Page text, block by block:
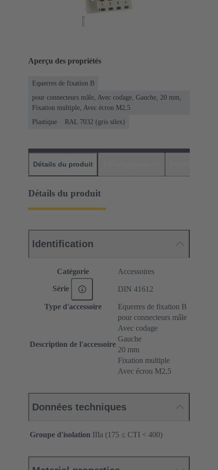
Aperçu des propriétés
Equerres de fixation B
pour connecteurs mâle, Avec codage, Gauche, 20 mm,
Fixation multiple, Avec écrou M2,5
Plastique
RAL 7032 (gris silex)
Détails du produit
Détails du produit
Identification
Catégorie Accessoires
Série DIN 41612
Type d'accessoire Equerres de fixation B
Description de l'accessoire
pour connecteurs mâle
Avec codage
Gauche
20 mm
Fixation multiple
Avec écrou M2,5
Données techniques
Groupe d'isolation IIIa (175 ≤ CTI < 400)